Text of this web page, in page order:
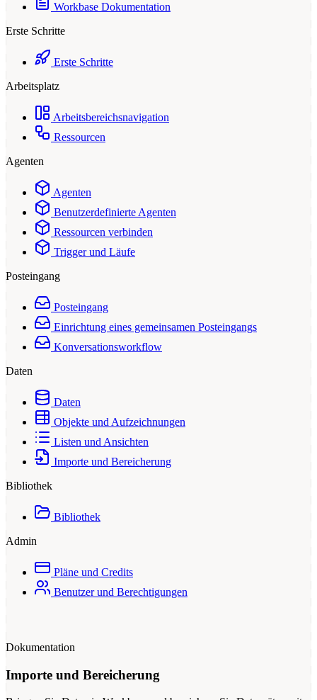
Workbase Dokumentation
Erste Schritte
Erste Schritte
Arbeitsplatz
Arbeitsbereichsnavigation
Ressourcen
Agenten
Agenten
Benutzerdefinierte Agenten
Ressourcen verbinden
Trigger und Läufe
Posteingang
Posteingang
Einrichtung eines gemeinsamen Posteingangs
Konversationsworkflow
Daten
Daten
Objekte und Aufzeichnungen
Listen und Ansichten
Importe und Bereicherung
Bibliothek
Bibliothek
Admin
Pläne und Credits
Benutzer und Berechtigungen
Dokumentation
Importe und Bereicherung